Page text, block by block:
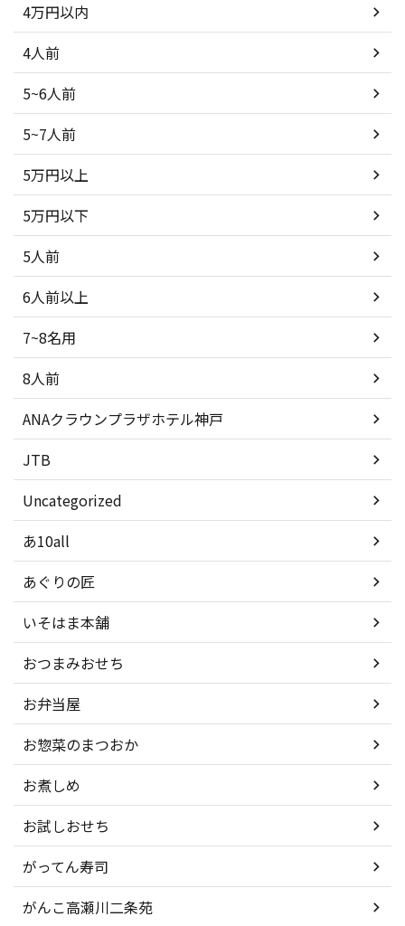
4万円以内
4人前
5~6人前
5~7人前
5万円以上
5万円以下
5人前
6人前以上
7~8名用
8人前
ANAクラウンプラザホテル神戸
JTB
Uncategorized
あ10all
あぐりの匠
いそはま本舗
おつまみおせち
お弁当屋
お惣菜のまつおか
お煮しめ
お試しおせち
がってん寿司
がんこ高瀬川二条苑